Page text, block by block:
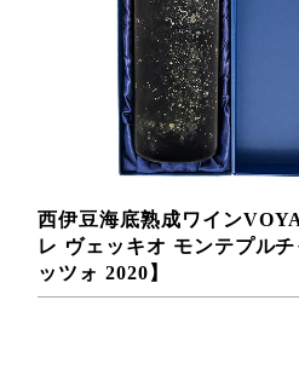
西伊豆海底熟成ワイン
レ ヴェッキオ モンテプル
ッツォ 2020】